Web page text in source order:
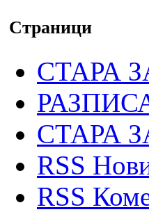
Страници
СТАРА
СТАРА
RSS
RSS